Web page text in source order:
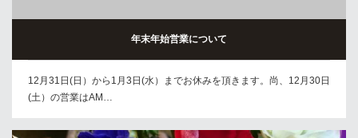
年末年始営業について
12月31日(日）から1月3日(水）までお休みを頂きます。尚、12月30日
(土）の営業はAM…